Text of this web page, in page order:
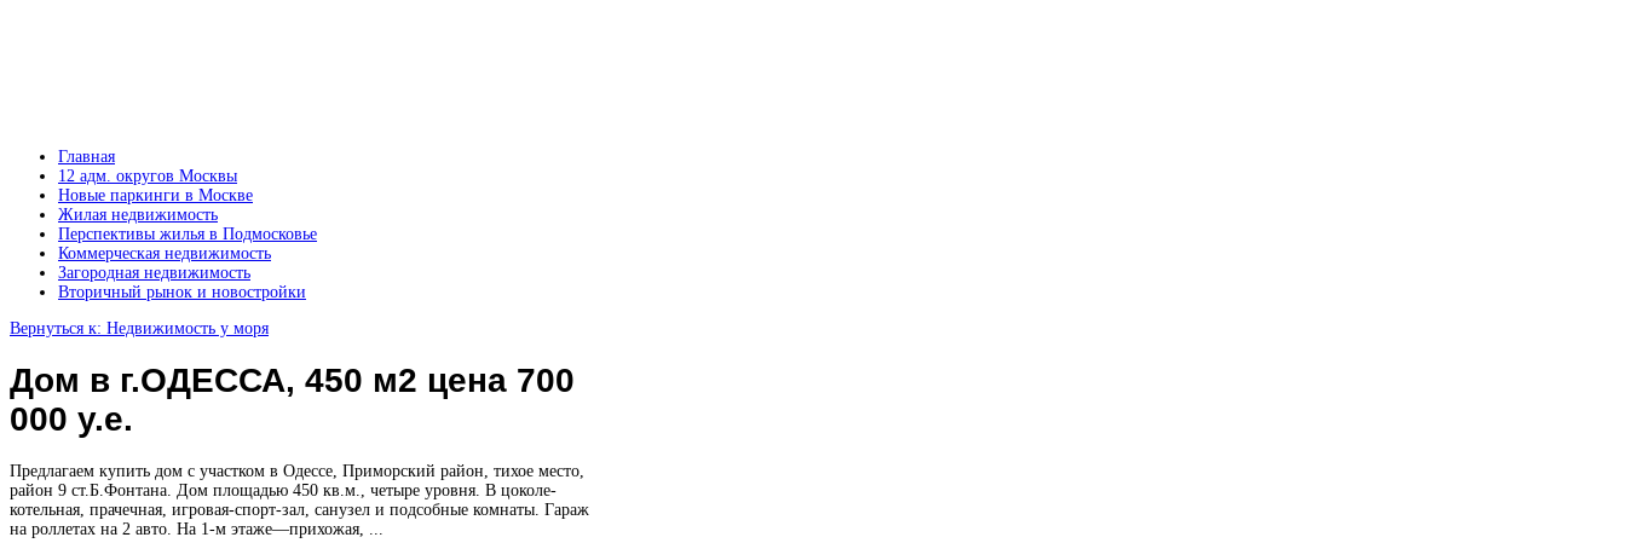
Главная
12 адм. округов Москвы
Новые паркинги в Москве
Жилая недвижимость
Перспективы жилья в Подмосковье
Коммерческая недвижимость
Загородная недвижимость
Вторичный рынок и новостройки
Вернуться к: Недвижимость у моря
Дом в г.ОДЕССА, 450 м2 цена 700
000 у.е.
Предлагаем купить дом с участком в Одессе, Приморский район, тихое место,
район 9 ст.Б.Фонтана. Дом площадью 450 кв.м., четыре уровня. В цоколе-
котельная, прачечная, игровая-спорт-зал, санузел и подсобные комнаты. Гараж
на роллетах на 2 авто. На 1-м этаже—прихожая, ...